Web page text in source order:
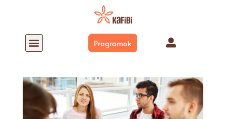
Programok